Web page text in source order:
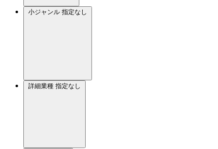
小ジャンル 指定なし
詳細業種 指定なし